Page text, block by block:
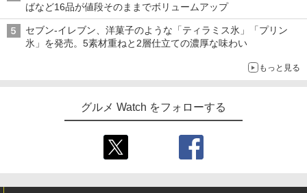
ばなど16品が値段そのままでボリュームアップ
セブン-イレブン、洋菓子のような「ティラミス氷」「プリン
氷」を発売。5素材重ねと2層仕立ての濃厚な味わい
もっと見る
グルメ Watch をフォローする